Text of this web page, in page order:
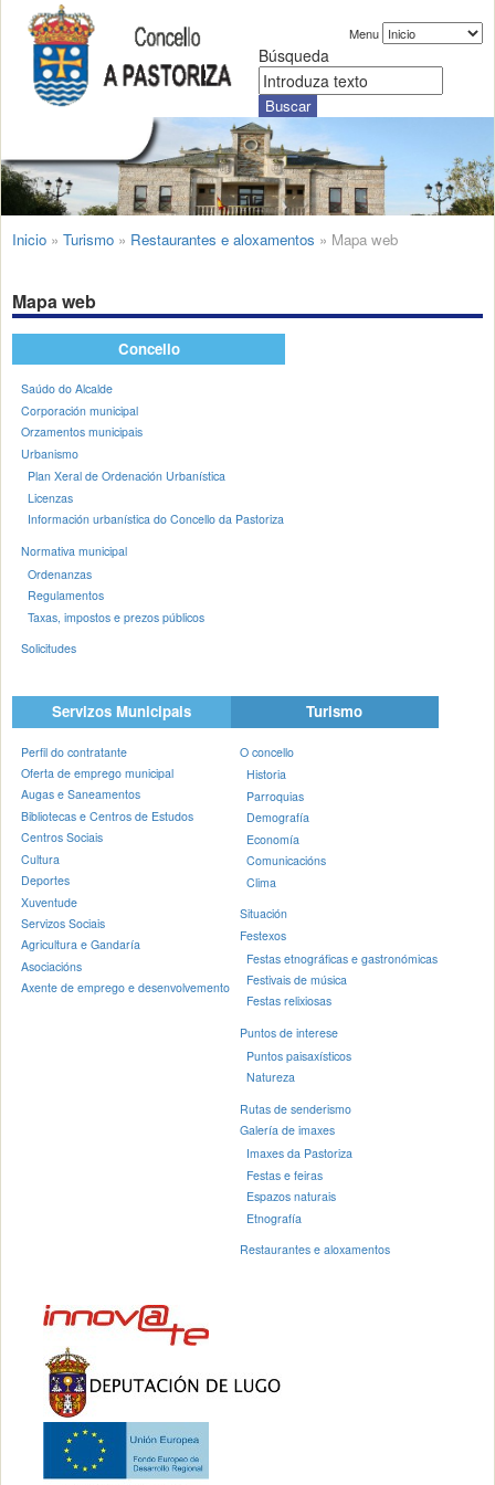
Menu
Búsqueda
Inicio » Turismo » Restaurantes e aloxamentos » Mapa web
Mapa web
Concello
Saúdo do Alcalde
Corporación municipal
Orzamentos municipais
Urbanismo
Plan Xeral de Ordenación Urbanística
Licenzas
Información urbanística do Concello da Pastoriza
Normativa municipal
Ordenanzas
Regulamentos
Taxas, impostos e prezos públicos
Solicitudes
Servizos Municipais
Perfil do contratante
Oferta de emprego municipal
Augas e Saneamentos
Bibliotecas e Centros de Estudos
Centros Sociais
Cultura
Deportes
Xuventude
Servizos Sociais
Agricultura e Gandaría
Asociacións
Axente de emprego e desenvolvemento
Turismo
O concello
Historia
Parroquias
Demografía
Economía
Comunicacións
Clima
Situación
Festexos
Festas etnográficas e gastronómicas
Festivais de música
Festas relixiosas
Puntos de interese
Puntos paisaxísticos
Natureza
Rutas de senderismo
Galería de imaxes
Imaxes da Pastoriza
Festas e feiras
Espazos naturais
Etnografía
Restaurantes e aloxamentos